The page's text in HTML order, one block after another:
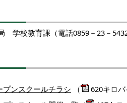
学校教育課（電話0859－23－5432
ンスクールチラシ （
620キロバ